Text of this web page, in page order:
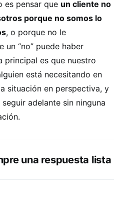
es pensar que un cliente no
porque no somos lo
, o porque no le
un “no” puede haber
principal es que nuestro
está necesitando en
situación en perspectiva, y
adelante sin ninguna
una respuesta lista